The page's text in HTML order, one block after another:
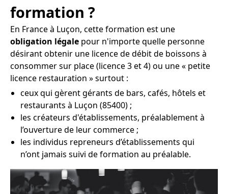
formation ?
En France à Luçon, cette formation est une
obligation légale pour n'importe quelle personne
désirant obtenir une licence de débit de boissons à
consommer sur place (licence 3 et 4) ou une « petite
licence restauration » surtout :
ceux qui gèrent gérants de bars, cafés, hôtels et
restaurants à Luçon (85400) ;
les créateurs d'établissements, préalablement à
l’ouverture de leur commerce ;
les individus repreneurs d’établissements qui
n’ont jamais suivi de formation au préalable.